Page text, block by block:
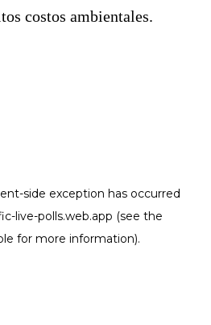
costos ambientales.